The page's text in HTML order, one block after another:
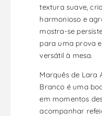
textura suave,
harmonioso e
mostra-se
para uma prova
versátil à mesa.
Marquês de Lara
Branco é uma
em momentos
acompanhar